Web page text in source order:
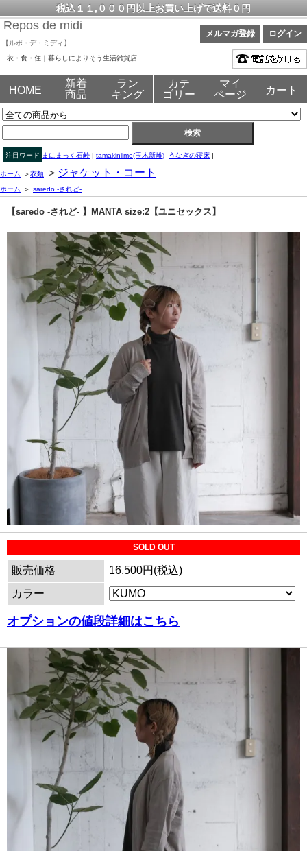
税込１１,０００円以上お買い上げで送料０円
Repos de midi
【ルポ・デ・ミディ】
メルマガ登録 ログイン
衣・食・住｜暮らしによりそう生活雑貨店
HOME
新着
商品
ラン
キング
カテ
ゴリー
マイ
ページ
カート
注目ワード まにまっく石鹸 | tamakiniime(玉木新雌) うなぎの寝床 |
ホーム ＞衣類 ＞ ジャケット・コート
ホーム ＞ saredo -されど-
【saredo -されど- 】MANTA size:2【ユニセックス】
SOLD OUT
販売価格
16,500円(税込)
カラー
オプションの値段詳細はこちら